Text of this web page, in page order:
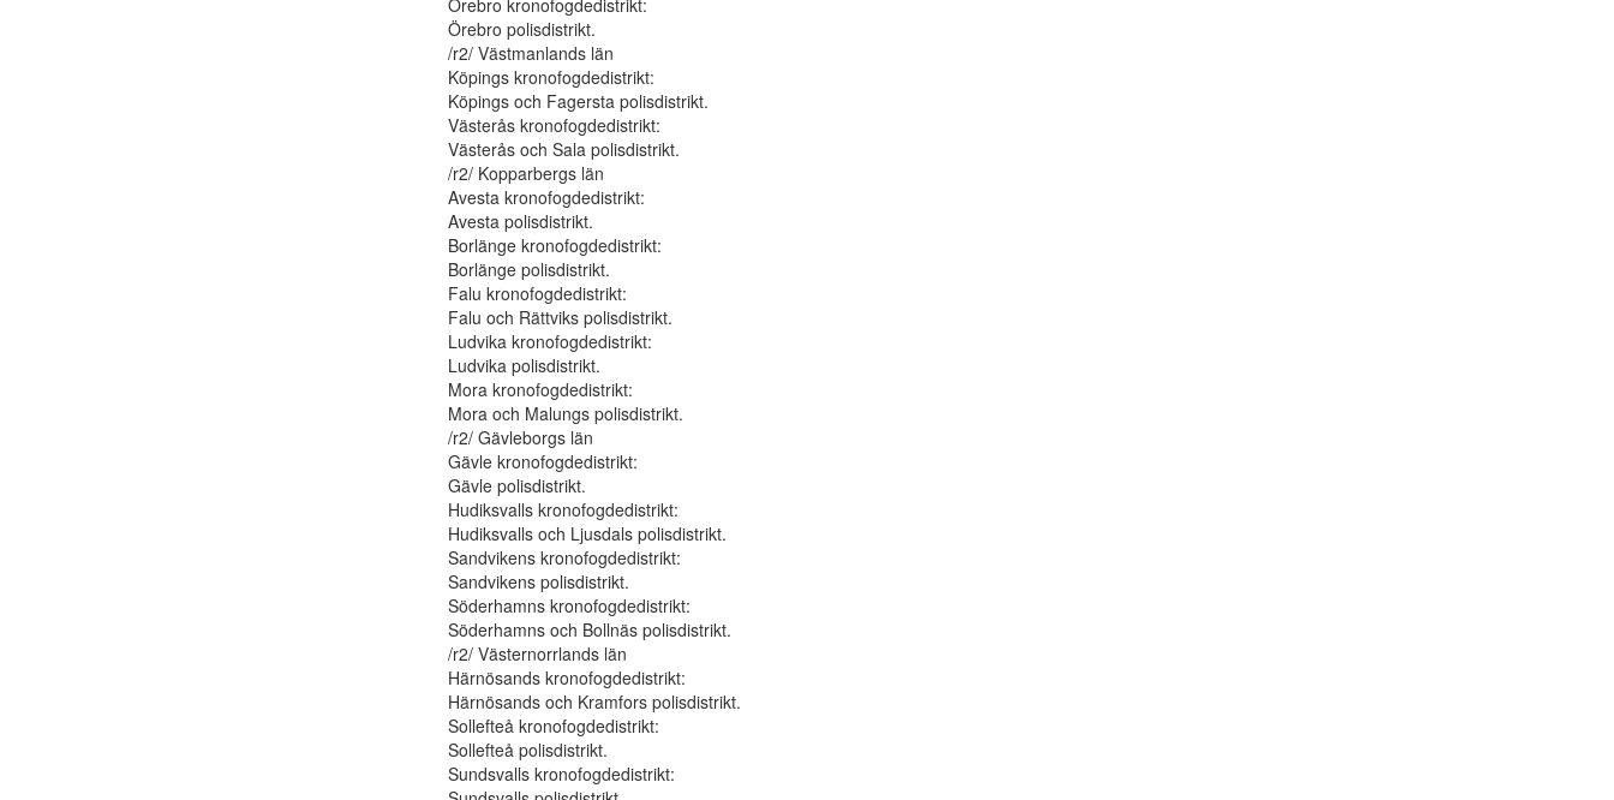
Örebro kronofogdedistrikt:
Örebro polisdistrikt.
/r2/ Västmanlands län
Köpings kronofogdedistrikt:
Köpings och Fagersta polisdistrikt.
Västerås kronofogdedistrikt:
Västerås och Sala polisdistrikt.
/r2/ Kopparbergs län
Avesta kronofogdedistrikt:
Avesta polisdistrikt.
Borlänge kronofogdedistrikt:
Borlänge polisdistrikt.
Falu kronofogdedistrikt:
Falu och Rättviks polisdistrikt.
Ludvika kronofogdedistrikt:
Ludvika polisdistrikt.
Mora kronofogdedistrikt:
Mora och Malungs polisdistrikt.
/r2/ Gävleborgs län
Gävle kronofogdedistrikt:
Gävle polisdistrikt.
Hudiksvalls kronofogdedistrikt:
Hudiksvalls och Ljusdals polisdistrikt.
Sandvikens kronofogdedistrikt:
Sandvikens polisdistrikt.
Söderhamns kronofogdedistrikt:
Söderhamns och Bollnäs polisdistrikt.
/r2/ Västernorrlands län
Härnösands kronofogdedistrikt:
Härnösands och Kramfors polisdistrikt.
Sollefteå kronofogdedistrikt:
Sollefteå polisdistrikt.
Sundsvalls kronofogdedistrikt: